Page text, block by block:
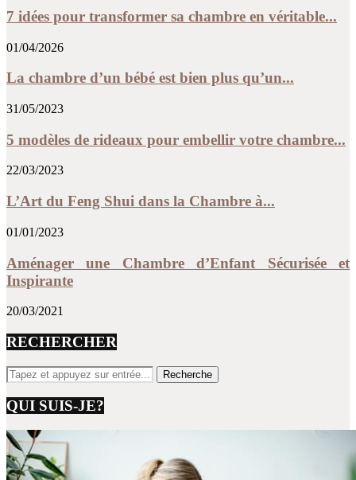
7 idées pour transformer sa chambre en véritable...
01/04/2026
La chambre d’un bébé est bien plus qu’un...
31/05/2023
5 modèles de rideaux pour embellir votre chambre...
22/03/2023
L’Art du Feng Shui dans la Chambre à...
01/01/2023
Aménager une Chambre d’Enfant Sécurisée et
Inspirante
20/03/2021
RECHERCHER
QUI SUIS-JE?